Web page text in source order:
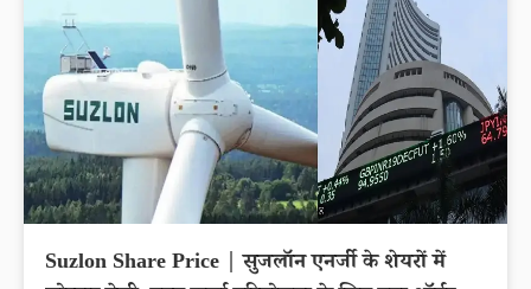
Suzlon Share Price | सुजलॉन एनर्जी के शेयरों में